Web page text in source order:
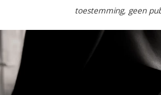
toestemming, geen